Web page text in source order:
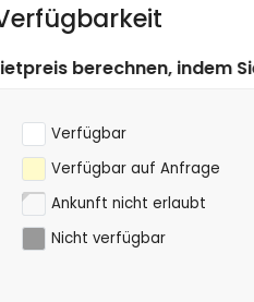
Ruine (Molinos de Viento und
Surfen, Windsurfen und
Golf (La Sella Golf Club, Denia)
auf das gewünschte
Verfügbar
Verfügbar auf Anfrage
Ankunft nicht erlaubt
Nicht verfügbar